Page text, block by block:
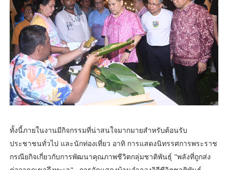
ทั้งนี้ภายในงานมีกิจกรรมที่น่าสนใจมากมายสำหรับต้อนรับ
ประชาชนทั่วไป และนักท่องเที่ยว อาทิ การแสดงนิทรรศการพระราช
กรณียกิจเกี่ยวกับการพัฒนาคุณภาพชีวิตกลุ่มชาติพันธุ์ "พลังที่ถูกส่ง